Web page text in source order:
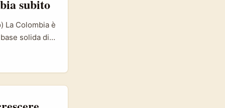
retail è la
dietro. ...
subito
La Colombia è
solida di
reach